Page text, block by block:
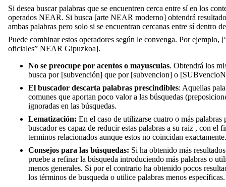
Si desea buscar palabras que se encuentren cerca entre sí en los
operados NEAR. Si busca [arte NEAR moderno] obtendrá
ambas palabras pero solo si se encuentran cercanas entre sí dentro
Puede combinar estos operadores según le convenga. Por ejemplo,
oficiales” NEAR Gipuzkoa].
No se preocupe por acentos o mayusculas. Obtendrá los
busca por [subvención] que por [subvencion] o
El buscador descarta palabras prescindibles: Aquellas
comunes que aportan poco valor a las búsquedas
ignoradas en las búsquedas.
Lematización: En el caso de utilizarse cuatro o más palabras
buscador es capaz de reducir estas palabras a su raiz , con el
terminos relacionados aunque estos no coincidan exactamente.
Consejos para las búsquedas: Si ha obtenido más
pruebe a refinar la búsqueda introduciendo más palabras o
menos generales. Si por el contrario ha obtenido pocos
los términos de busqueda o utilice palabras menos específicas.